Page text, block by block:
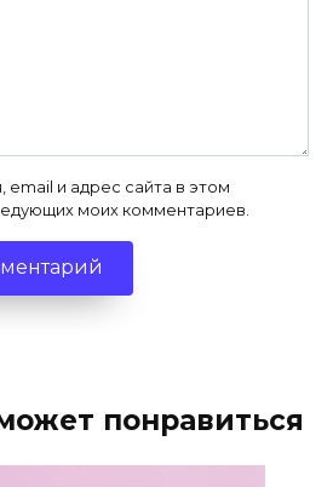
email и адрес сайта в этом
моих комментариев.
понравиться